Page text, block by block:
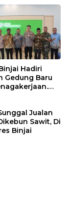
Hadiri
Gedung Baru
Jualan
Sawit, Di
Binjai